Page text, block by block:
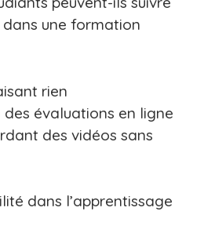
une formation
rien
des évaluations en ligne
des vidéos sans
dans l’apprentissage